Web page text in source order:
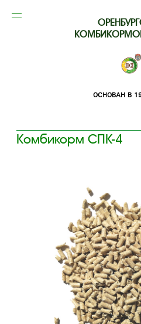
ОСНОВАН В
Комбикорм СПК-4